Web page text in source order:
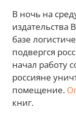
В ночь на
издательства
базе
подвергся
начал работу
россияне
помещение.
книг.